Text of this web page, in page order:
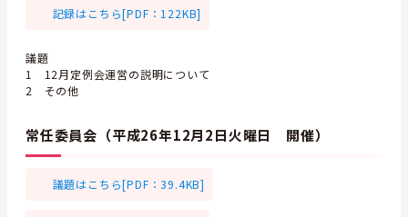
記録はこちら[PDF：122KB]
議題
1 12月定例会運営の説明について
2 その他
常任委員会（平成26年12月2日火曜日 開催）
議題はこちら[PDF：39.4KB]